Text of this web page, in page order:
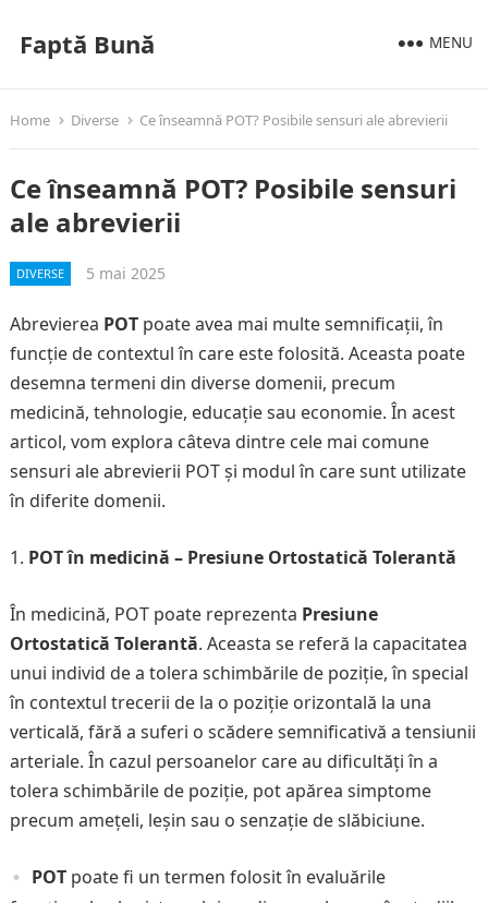
Faptă Bună MENU
Home Diverse Ce înseamnă POT? Posibile sensuri ale abrevierii
Ce înseamnă POT? Posibile sensuri
ale abrevierii
DIVERSE 5 mai 2025
Abrevierea POTpoate avea mai multe semnificații, în
funcție de contextul în care este folosită. Aceasta poate
desemna termeni din diverse domenii, precum
medicină, tehnologie, educație sau economie. În acest
articol, vom explora câteva dintre cele mai comune
sensuri ale abrevierii POT și modul în care sunt utilizate
în diferite domenii.
POT în medicină – Presiune Ortostatică Tolerantă
În medicină, POT poate reprezenta Presiune
Ortostatică Tolerantă. Aceasta se referă la capacitatea
unui individ de a tolera schimbările de poziție, în special
în contextul trecerii de la o poziție orizontală la una
verticală, fără a suferi o scădere semnificativă a tensiunii
arteriale. În cazul persoanelor care au dificultăți în a
tolera schimbările de poziție, pot apărea simptome
precum amețeli, leșin sau o senzație de slăbiciune.
POTpoate fi un termen folosit în evaluările